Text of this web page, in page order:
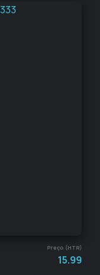
Preço (HTR)
15.99